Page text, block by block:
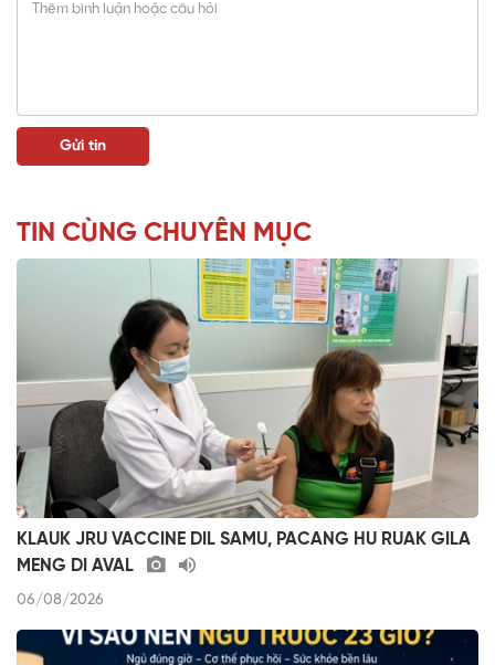
TIN CÙNG CHUYÊN MỤC
KLAUK JRU VACCINE DIL SAMU, PACANG HU RUAK GILA
MENG DI AVAL
06/08/2026